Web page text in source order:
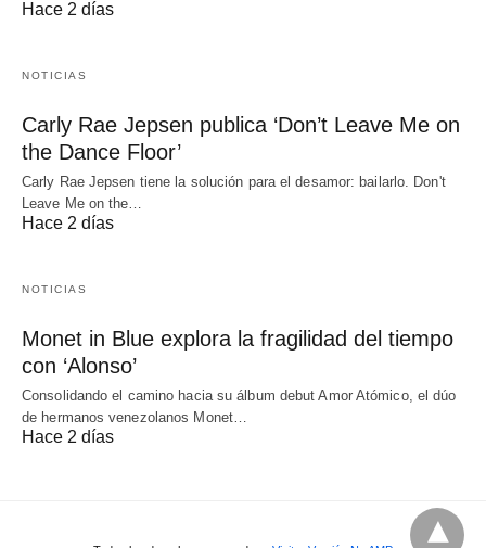
Hace 2 días
NOTICIAS
Carly Rae Jepsen publica ‘Don’t Leave Me on
the Dance Floor’
Carly Rae Jepsen tiene la solución para el desamor: bailarlo. Don't
Leave Me on the…
Hace 2 días
NOTICIAS
Monet in Blue explora la fragilidad del tiempo
con ‘Alonso’
Consolidando el camino hacia su álbum debut Amor Atómico, el dúo
de hermanos venezolanos Monet…
Hace 2 días